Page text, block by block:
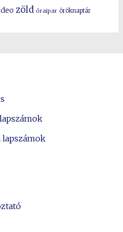
zöld óraipar öröknaptár
lapszámok